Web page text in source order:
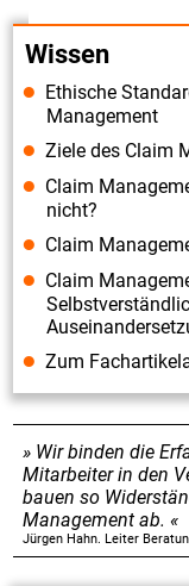
Wir binden die
Mitarbeiter in den
bauen so
Management ab.
Jürgen Hahn. Leiter
Wissen
Ethische
Management
Ziele des Claim
Claim
nicht?
Claim
Claim
Zum